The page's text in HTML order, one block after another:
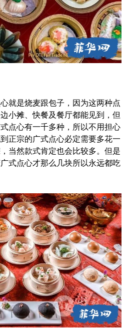
就是烧麦跟包子，因为这两种点
小摊、快餐及餐厅都能见到，但
点心有一千多种，所以不用担心
正宗的广式点心必定需要多花一
当然款式肯定也会比较多。但是
式点心才那么几块所以永远都吃